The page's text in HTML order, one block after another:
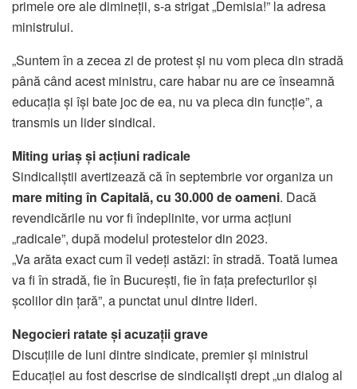
primele ore ale dimineții, s-a strigat „Demisia!” la adresa
ministrului.
„Suntem în a zecea zi de protest și nu vom pleca din stradă
până când acest ministru, care habar nu are ce înseamnă
educația și își bate joc de ea, nu va pleca din funcție”, a
transmis un lider sindical.
Miting uriaș și acțiuni radicale
Sindicaliștii avertizează că în septembrie vor organiza un
mare miting în Capitală, cu 30.000 de oameni. Dacă
revendicările nu vor fi îndeplinite, vor urma acțiuni
„radicale”, după modelul protestelor din 2023.
„Va arăta exact cum îl vedeți astăzi: în stradă. Toată lumea
va fi în stradă, fie în București, fie în fața prefecturilor și
școlilor din țară”, a punctat unul dintre lideri.
Negocieri ratate și acuzații grave
Discuțiile de luni dintre sindicate, premier și ministrul
Educației au fost descrise de sindicaliști drept „un dialog al